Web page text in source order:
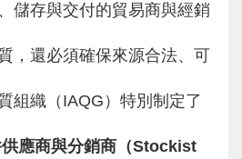
儲存與交付的貿易商與經銷
，還必須確保來源合法、可
組織（IAQG）特別制定了
應商與分銷商（Stockist